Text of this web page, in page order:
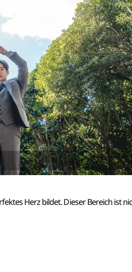
Herz bildet. Dieser Bereich ist